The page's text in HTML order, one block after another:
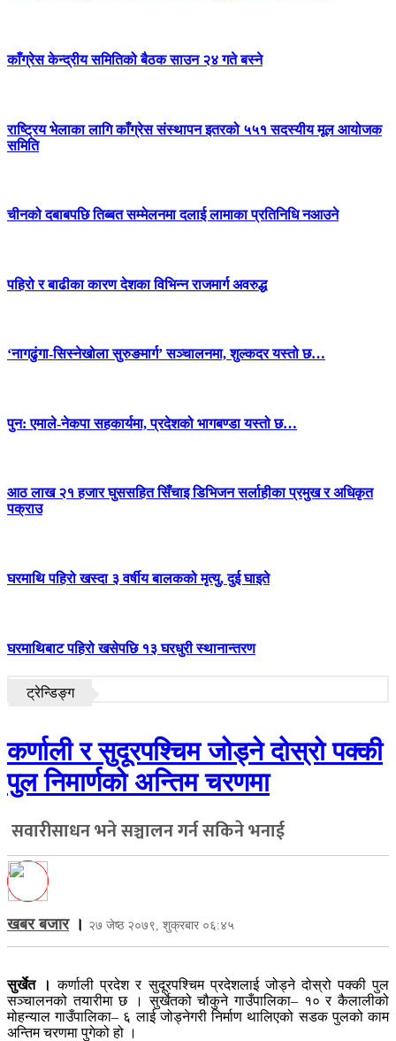
काँग्रेस केन्द्रीय समितिको बैठक साउन २४ गते बस्ने
राष्ट्रिय भेलाका लागि काँग्रेस संस्थापन इतरको ५५१ सदस्यीय मूल आयोजक
समिति
चीनको दबाबपछि तिब्बत सम्मेलनमा दलाई लामाका प्रतिनिधि नआउने
पहिरो र बाढीका कारण देशका विभिन्न राजमार्ग अवरुद्ध
‘नागढुंगा-सिस्नेखोला सुरुङमार्ग’ सञ्चालनमा, शुल्कदर यस्तो छ…
पुन: एमाले-नेकपा सहकार्यमा, प्रदेशको भागबण्डा यस्तो छ…
आठ लाख २१ हजार घुससहित सिँचाइ डिभिजन सर्लाहीका प्रमुख र अधिकृत
पक्राउ
घरमाथि पहिरो खस्दा ३ वर्षीय बालकको मृत्यु, दुई घाइते
घरमाथिबाट पहिरो खसेपछि १३ घरधुरी स्थानान्तरण
ट्रेन्डिङ्ग
कर्णाली र सुदूरपश्चिम जोड्ने दोस्रो पक्की
पुल निमार्णको अन्तिम चरणमा
सवारीसाधन भने सञ्चालन गर्न सकिने भनाई
खबर बजार। २७ जेष्ठ २०७९, शुक्रबार ०६:४५
सुर्खेत । कर्णाली प्रदेश र सुदूरपश्चिम प्रदेशलाई जोड्ने दोस्रो पक्की पुल
सञ्चालनको तयारीमा छ । सुर्खेतको चौकुने गाउँपालिका– १० र कैलालीको
मोहन्याल गाउँपालिका– ६ लाई जोड्नेगरी निर्माण थालिएको सडक पुलको काम
अन्तिम चरणमा पुगेको हो ।